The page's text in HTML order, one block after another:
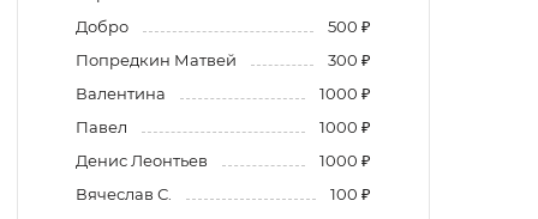
Добро
500 ₽
Попредкин Матвей
300 ₽
Валентина
1000 ₽
Павел
1000 ₽
Денис Леонтьев
1000 ₽
Вячеслав С.
100 ₽